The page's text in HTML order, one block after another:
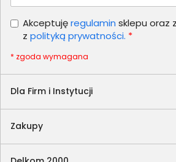
Dla Firm i Instytucji
Zakupy
Akceptujęregulamin sklepu oraz
z polityką prywatności. *
* zgoda wymagana